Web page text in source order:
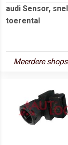
audi Sensor,
toerental
Meerdere shops